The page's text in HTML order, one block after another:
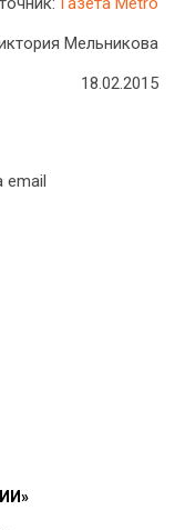
Мельникова
18.02.2015
email